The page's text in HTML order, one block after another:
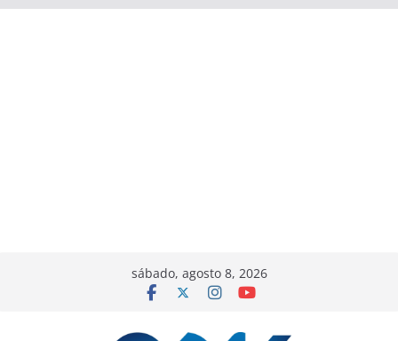
sábado, agosto 8, 2026